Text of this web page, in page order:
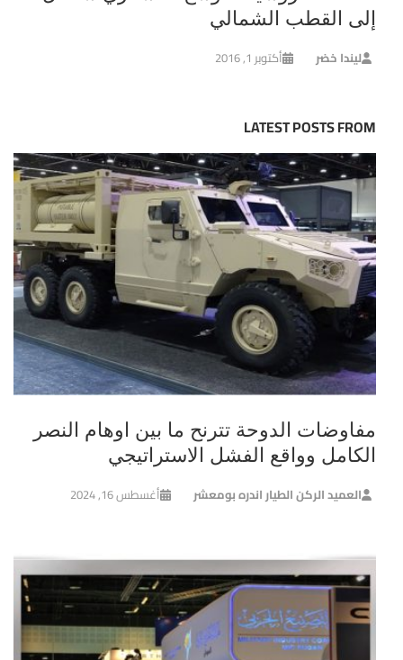
إلى القطب الشمالي
ليندا خضر أكتوبر 1, 2016
LATEST POSTS FROM
مفاوضات الدوحة تترنح ما بين اوهام النصر
الكامل وواقع الفشل الاستراتيجي
العميد الركن الطيار اندره بومعشر أغسطس 16, 2024